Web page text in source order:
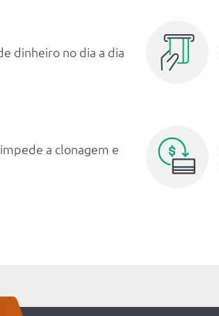
dinheiro no dia a dia
a clonagem e